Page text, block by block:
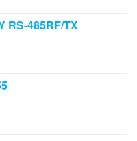
RS-485RF/TX